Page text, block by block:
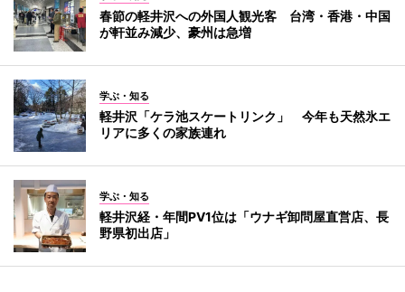
春節の軽井沢への外国人観光客 台湾・香港・中国
が軒並み減少、豪州は急増
学ぶ・知る
軽井沢「ケラ池スケートリンク」 今年も天然氷エ
リアに多くの家族連れ
学ぶ・知る
軽井沢経・年間PV1位は「ウナギ卸問屋直営店、長
野県初出店」